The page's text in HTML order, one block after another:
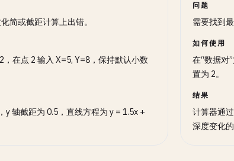
简或截距计算上出错。
，在点 2 输入 X=5, Y=8，保持默认小数
y 轴截距为 0.5，直线方程为 y = 1.5x +
问题
需要找到
如何使用
在“数据对
置为 2。
结果
计算器通
深度变化的